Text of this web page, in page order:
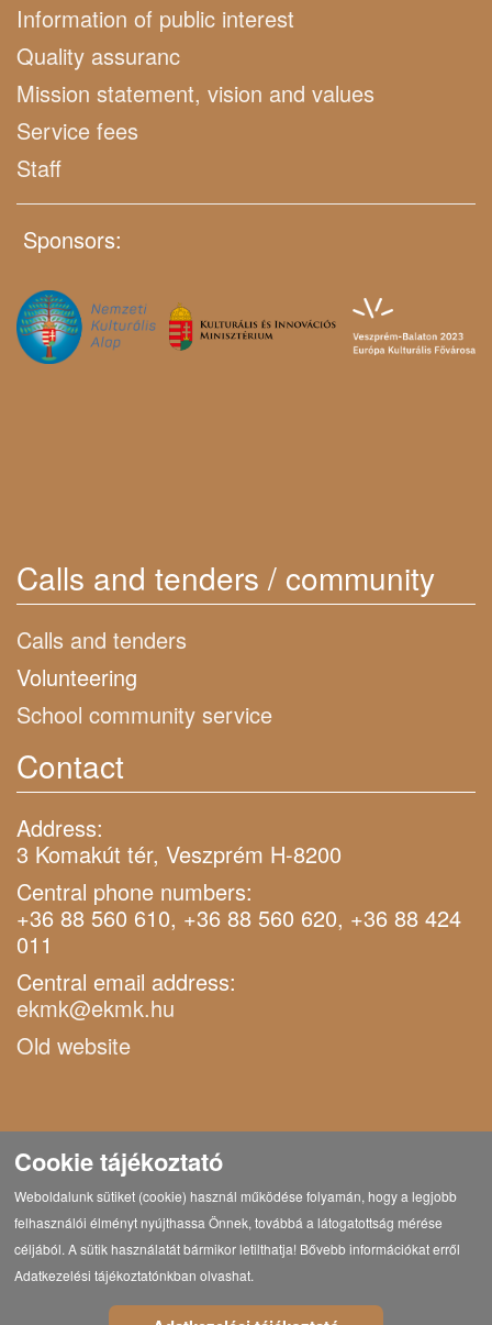
Information of public interest
Quality assuranc
Mission statement, vision and values
Service fees
Staff
Sponsors:
Calls and tenders / community
Calls and tenders
Volunteering
School community service
Contact
Address:
3 Komakút tér, Veszprém H-8200
Central phone numbers:
+36 88 560 610, +36 88 560 620, +36 88 424
011
Central email address:
ekmk@ekmk.hu
Old website
Cookie tájékoztató
Weboldalunk sütiket (cookie) használ működése folyamán, hogy a legjobb
felhasználói élményt nyújthassa Önnek, továbbá a látogatottság mérése
céljából. A sütik használatát bármikor letilthatja! Bővebb információkat erről
Adatkezelési tájékoztatónkban olvashat.